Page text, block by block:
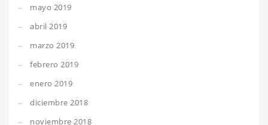
mayo 2019
abril 2019
marzo 2019
febrero 2019
enero 2019
diciembre 2018
noviembre 2018